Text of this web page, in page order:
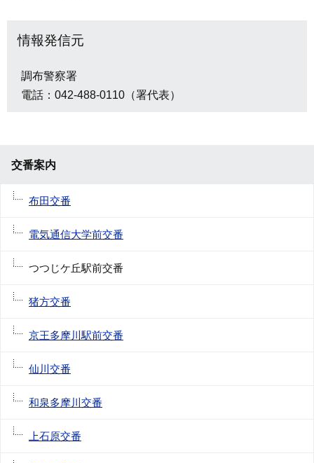
情報発信元
調布警察署
電話：042-488-0110（署代表）
交番案内
布田交番
電気通信大学前交番
つつじケ丘駅前交番
猪方交番
京王多摩川駅前交番
仙川交番
和泉多摩川交番
上石原交番